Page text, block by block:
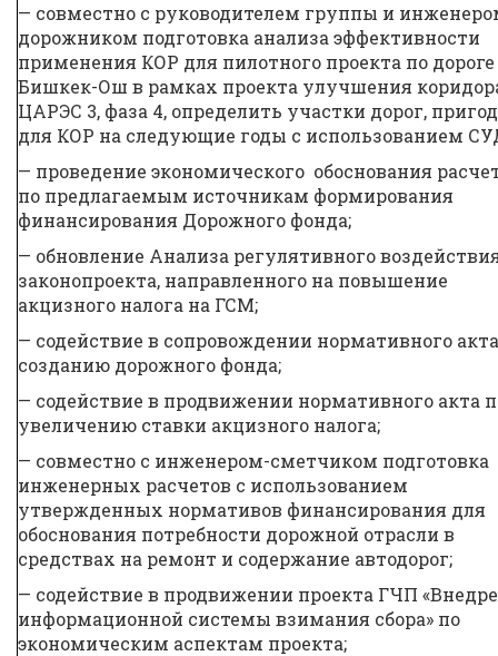
— совместно с руководителем группы и
дорожником подготовка анализа эффективности
применения КОР для пилотного проекта по дороге
Бишкек-Ош в рамках проекта улучшения
ЦАРЭС 3, фаза 4, определить участки дорог,
для КОР на следующие годы с использованием
— проведение экономического обоснования
по предлагаемым источникам формирования
финансирования Дорожного фонда;
— обновление Анализа регулятивного
законопроекта, направленного на повышение
акцизного налога на ГСМ;
— содействие в сопровождении нормативного
созданию дорожного фонда;
— содействие в продвижении нормативного акта
увеличению ставки акцизного налога;
— совместно с инженером-сметчиком подготовка
инженерных расчетов с использованием
утвержденных нормативов финансирования для
обоснования потребности дорожной отрасли в
средствах на ремонт и содержание автодорог;
— содействие в продвижении проекта ГЧП
информационной системы взимания сбора» по
экономическим аспектам проекта;